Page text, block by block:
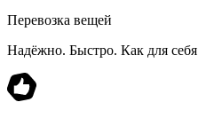
Перевозка вещей
Надёжно. Быстро. Как для себя